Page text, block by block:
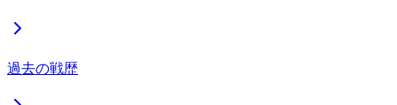
過去の戦歴